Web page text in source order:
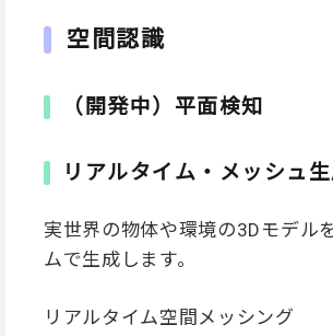
空間認識
（開発中）平面検知
リアルタイム・メッシュ
実世界の物体や環境の3Dモデル
ムで生成します。
リアルタイム空間メッシング